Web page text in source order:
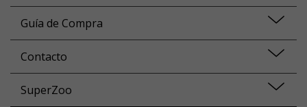
Guía de Compra
Contacto
SuperZoo